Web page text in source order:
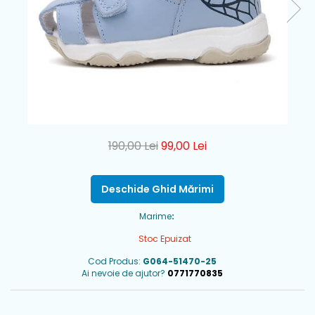
190,00 Lei99,00 Lei
Deschide Ghid Mărimi
Marime:
Stoc Epuizat
Cod Produs: G064-51470-25
Ai nevoie de ajutor? 0771770835